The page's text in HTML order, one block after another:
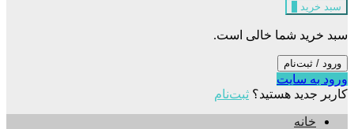
سبد خرید
سبد خرید شما خالی است.
ورود / ثبت‌نام
ورود به سایت
کاربر جدید هستید؟ ثبت‌نام
خانه